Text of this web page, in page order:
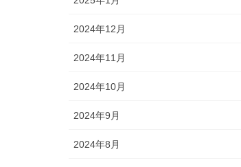
2024年12月
2024年11月
2024年10月
2024年9月
2024年8月